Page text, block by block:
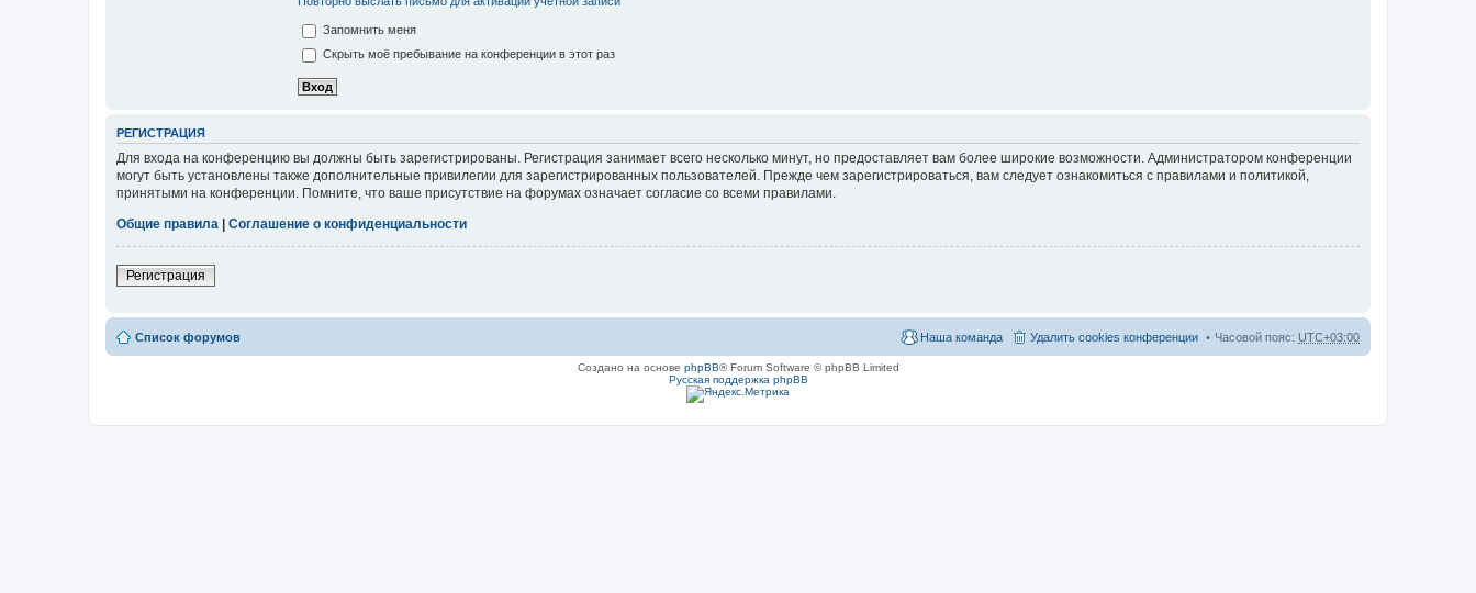
Запомнить меня
Скрыть моё пребывание на конференции в этот раз
РЕГИСТРАЦИЯ
Для входа на конференцию вы должны быть зарегистрированы. Регистрация занимает всего несколько минут, но предоставляет вам более широкие возможности. Администратором конференции
могут быть установлены также дополнительные привилегии для зарегистрированных пользователей. Прежде чем зарегистрироваться, вам следует ознакомиться с правилами и политикой,
принятыми на конференции. Помните, что ваше присутствие на форумах означает согласие со всеми правилами.
Общие правила
Соглашение о конфиденциальности
Регистрация
Список форумов Часовой пояс: UTC+03:00
Удалить cookies конференции
Наша команда
Создано на основе phpBB® Forum Software © phpBB Limited
Русская поддержка phpBB